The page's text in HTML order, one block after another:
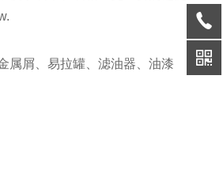
属屑、易拉罐、滤油器、油漆